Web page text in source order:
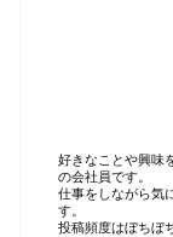
好きなことや興味
の会社員です。
仕事をしながら気
す。
投稿頻度はぼちぼ